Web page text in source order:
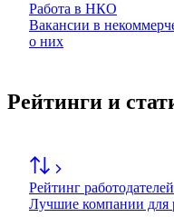
Работа в НКО
Вакансии в
о них
Рейтинги и
Рейтинг
Лучшие компании для